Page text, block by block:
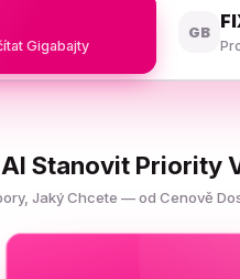
Gigabajty
GB
Stanovit Priority
Jaký Chcete — od Cenově